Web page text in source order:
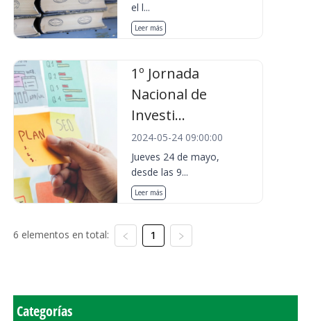
el l...
Leer más
1º Jornada
Nacional de
Investi...
2024-05-24 09:00:00
Jueves 24 de mayo,
desde las 9...
Leer más
6 elementos en total: 1
Categorías